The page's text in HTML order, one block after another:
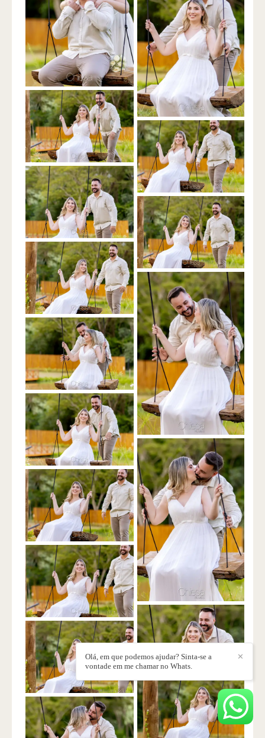
✕
Olá, em que podemos ajudar? Sinta-se a
vontade em me chamar no Whats.